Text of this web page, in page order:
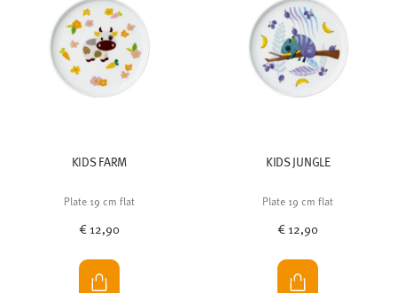
KIDS FARM
Plate 19 cm flat
€ 12,90
KIDS JUNGLE
Plate 19 cm flat
€ 12,90